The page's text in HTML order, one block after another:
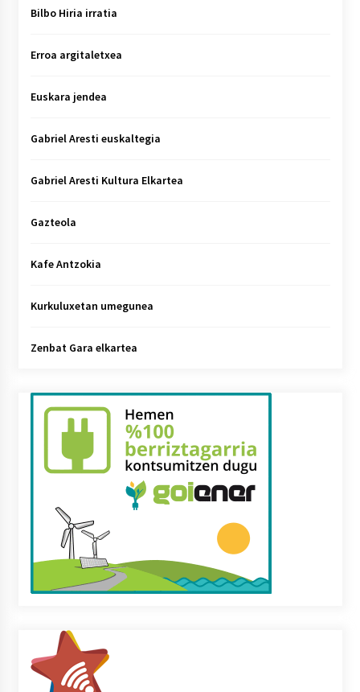
Bilbo Hiria irratia
Erroa argitaletxea
Euskara jendea
Gabriel Aresti euskaltegia
Gabriel Aresti Kultura Elkartea
Gazteola
Kafe Antzokia
Kurkuluxetan umegunea
Zenbat Gara elkartea